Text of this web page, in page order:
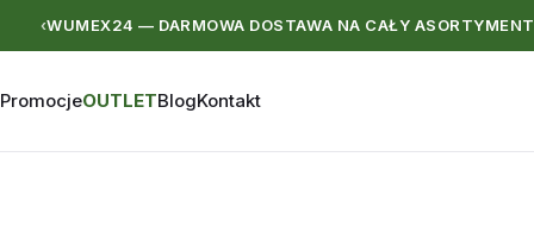
‹WUMEX24 — DARMOWA DOSTAWA NA CAŁY ASORTYMENT
PromocjeOUTLETBlogKontakt